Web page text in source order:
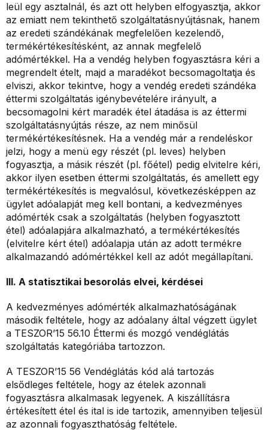
leül egy asztalnál, és azt ott helyben elfogyasztja, akkor
az emiatt nem tekinthető szolgáltatásnyújtásnak, hanem
az eredeti szándékának megfelelően kezelendő,
termékértékesítésként, az annak megfelelő
adómértékkel. Ha a vendég helyben fogyasztásra kéri a
megrendelt ételt, majd a maradékot becsomagoltatja és
elviszi, akkor tekintve, hogy a vendég eredeti szándéka
éttermi szolgáltatás igénybevételére irányult, a
becsomagolni kért maradék étel átadása is az éttermi
szolgáltatásnyújtás része, az nem minősül
termékértékesítésnek. Ha a vendég már a rendeléskor
jelzi, hogy a menü egy részét (pl. leves) helyben
fogyasztja, a másik részét (pl. főétel) pedig elvitelre kéri,
akkor ilyen esetben éttermi szolgáltatás, és amellett egy
termékértékesítés is megvalósul, következésképpen az
ügylet adóalapját meg kell bontani, a kedvezményes
adómérték csak a szolgáltatás (helyben fogyasztott
étel) adóalapjára alkalmazható, a termékértékesítés
(elvitelre kért étel) adóalapja után az adott termékre
alkalmazandó adómértékkel kell az adót megállapítani.
III. A statisztikai besorolás elvei, kérdései
A kedvezményes adómérték alkalmazhatóságának
második feltétele, hogy az adóalany által végzett ügylet
a TESZOR’15 56.10 Éttermi és mozgó vendéglátás
szolgáltatás kategóriába tartozzon.
A TESZOR’15 56 Vendéglátás kód alá tartozás
elsődleges feltétele, hogy az ételek azonnali
fogyasztásra alkalmasak legyenek. A kiszállításra
értékesített étel és ital is ide tartozik, amennyiben teljesül
az azonnali fogyaszthatóság feltétele.